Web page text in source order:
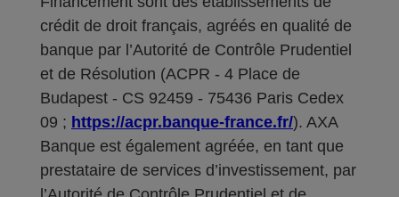
crédit de droit français, agréés en qualité de
banque par l’Autorité de Contrôle Prudentiel
et de Résolution (ACPR - 4 Place de
Budapest - CS 92459 - 75436 Paris Cedex
09 ; https://acpr.banque-france.fr/). AXA
Banque est également agréée, en tant que
prestataire de services d’investissement, par